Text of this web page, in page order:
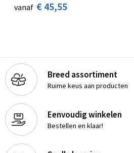
vanaf € 45,55
Breed assortiment
Ruime keus aan producten
Eenvoudig winkelen
Bestellen en klaar!